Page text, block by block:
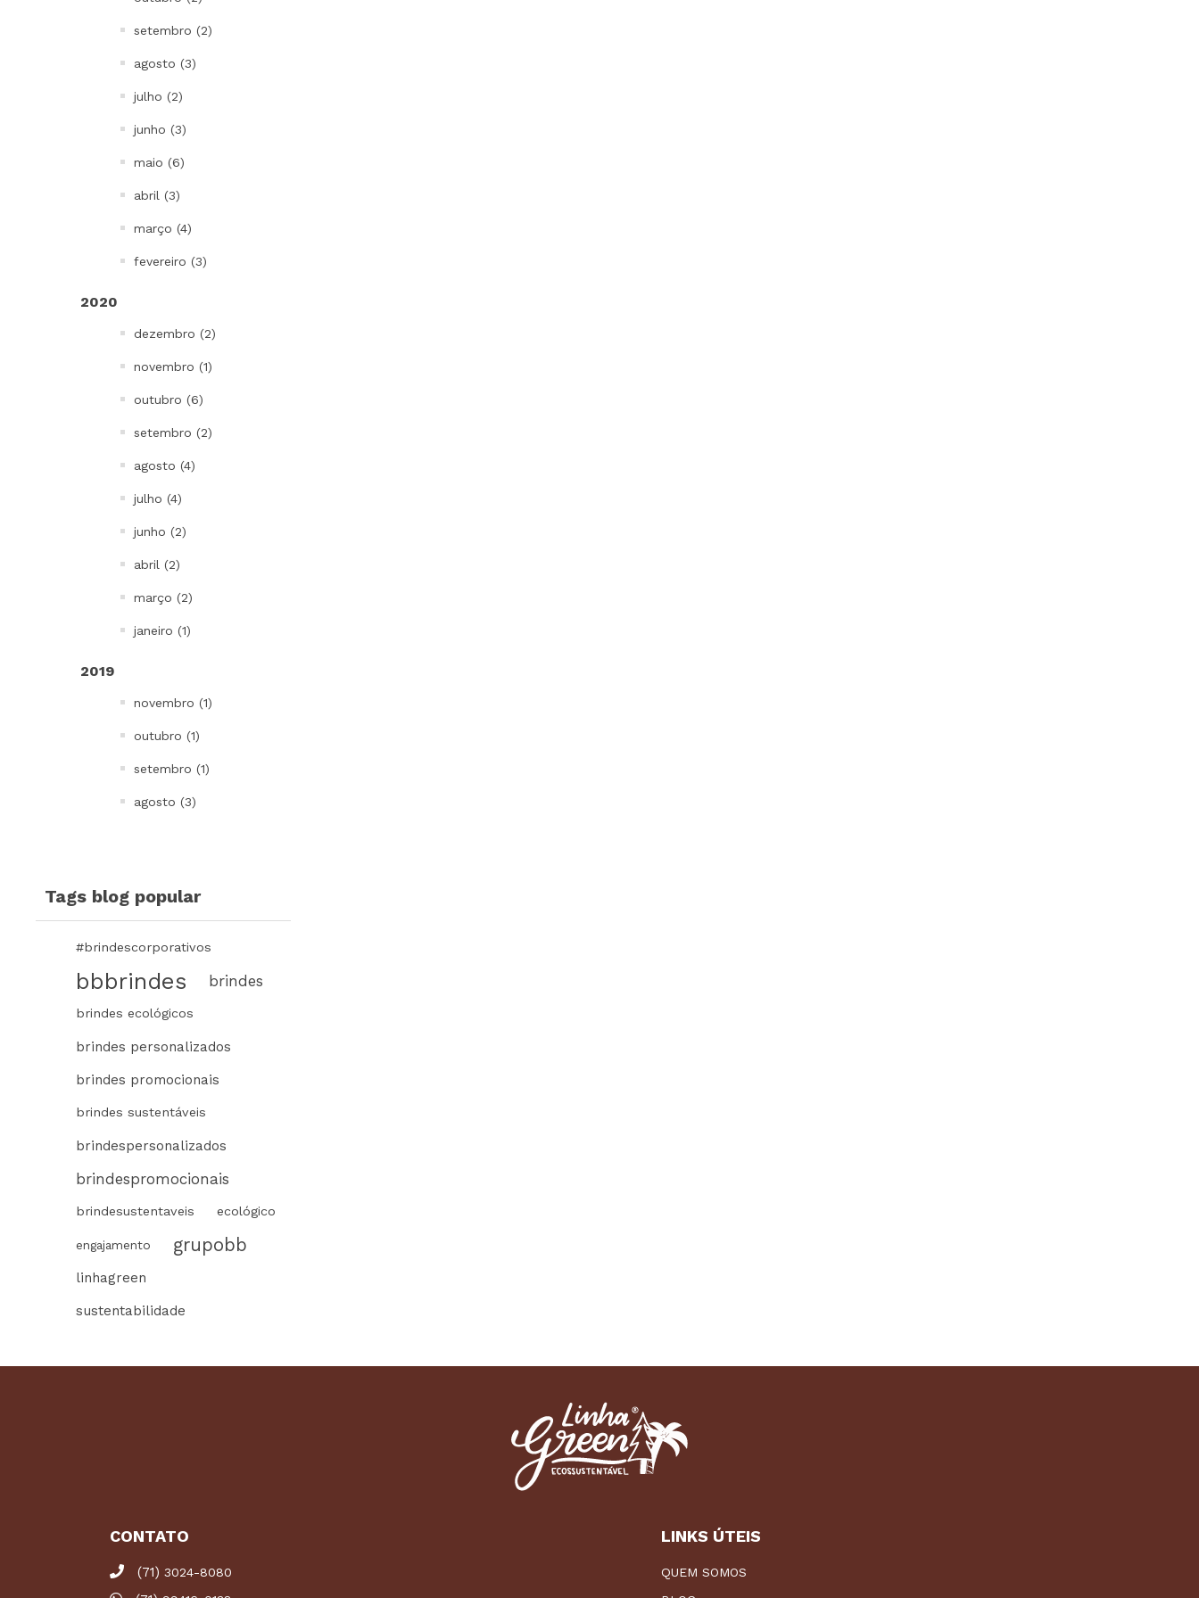
setembro (2)
agosto (3)
julho (2)
junho (3)
maio (6)
abril (3)
março (4)
fevereiro (3)
2020
dezembro (2)
novembro (1)
outubro (6)
setembro (2)
agosto (4)
julho (4)
junho (2)
abril (2)
março (2)
janeiro (1)
2019
novembro (1)
outubro (1)
setembro (1)
agosto (3)
Tags blog popular
#brindescorporativos
bbbrindes brindes
brindes ecológicos
brindes personalizados
brindes promocionais
brindes sustentáveis
brindespersonalizados
brindespromocionais
brindesustentaveis ecológico
engajamento grupobb
linhagreen
sustentabilidade
CONTATO
(71) 3024-8080
LINKS ÚTEIS
QUEM SOMOS